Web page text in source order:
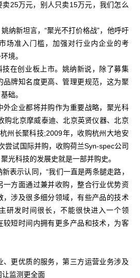
25万元，别人只卖15万元，我们怎么
新坦言，“聚光不打价格战”，他呼吁
场准入门槛，加强对行业内企业的考
境。
在创业板上市。姚纳新说，除了募集
品牌知名度更高、管理更规范，这为聚
础。
企业都将并购作为重要战略，聚光科
购北京摩威泰迪、北京英贤仪器、北京
州长聚科技;2009年，收购杭州大地安
尝试国际并购，收购荷兰Syn-spec公司
光科技的发展史就是一部并购史。
示认同，“我们一直是两条腿走路，
一方面通过兼并收购，整合行业优势资
，涉及很多细分领域，有些产品的技术
研发时间很长，不能很快进入一个领
较短时间内拥有更多产品和技术，为客
更优质的服务，第三方运营业务涉及
监测更全面